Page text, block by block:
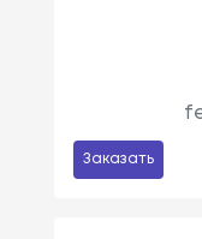
Заказать